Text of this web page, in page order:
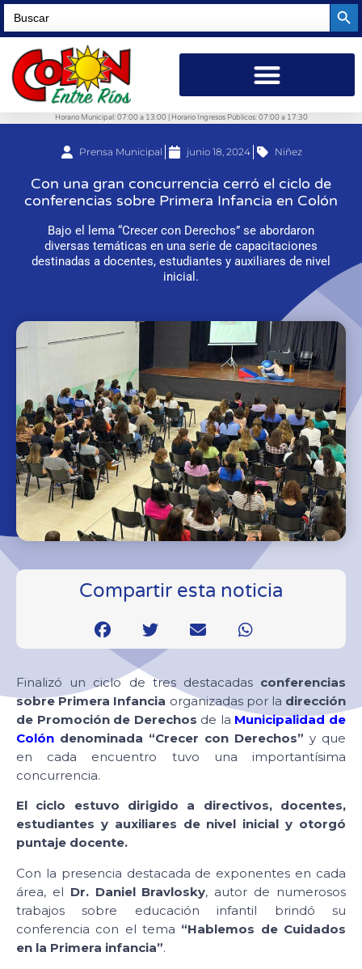
Search
for:
Horario Municipal: 07:00 a 13:00 | Horario Ingresos Públicos: 07:00 a 17:30
Prensa Municipal junio 18, 2024 Niñez
Con una gran concurrencia cerró el ciclo de
conferencias sobre Primera Infancia en Colón
Bajo el lema “Crecer con Derechos” se abordaron
diversas temáticas en una serie de capacitaciones
destinadas a docentes, estudiantes y auxiliares de nivel
inicial.
Compartir esta noticia
Finalizó un ciclo de tres destacadas conferencias
sobre Primera Infancia organizadas por la dirección
de Promoción de Derechos de la Municipalidad de
Colón denominada “Crecer con Derechos” y que
en cada encuentro tuvo una importantísima
concurrencia.
El ciclo estuvo dirigido a directivos, docentes,
estudiantes y auxiliares de nivel inicial y otorgó
puntaje docente.
Con la presencia destacada de exponentes en cada
área, el Dr. Daniel Bravlosky, autor de numerosos
trabajos sobre educación infantil brindó su
conferencia con el tema “Hablemos de Cuidados
en la Primera infancia”.